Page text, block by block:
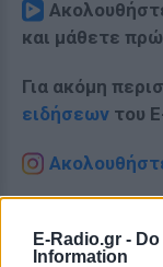
E-Radio.gr -
Information
και μάθετε
Για ακόμη
ειδήσεων του